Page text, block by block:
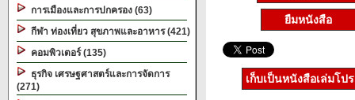
การเมืองและการปกครอง (63)
กีฬา ท่องเที่ยว สุขภาพและอาหาร (421)
คอมพิวเตอร์ (135)
ธุรกิจ เศรษฐศาสตร์และการจัดการ
(271)
ยืมหนังสือ
เก็บเป็นหนังสือเล่มโป